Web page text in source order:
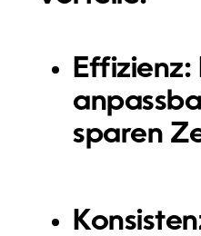
Effizienz:
sparen